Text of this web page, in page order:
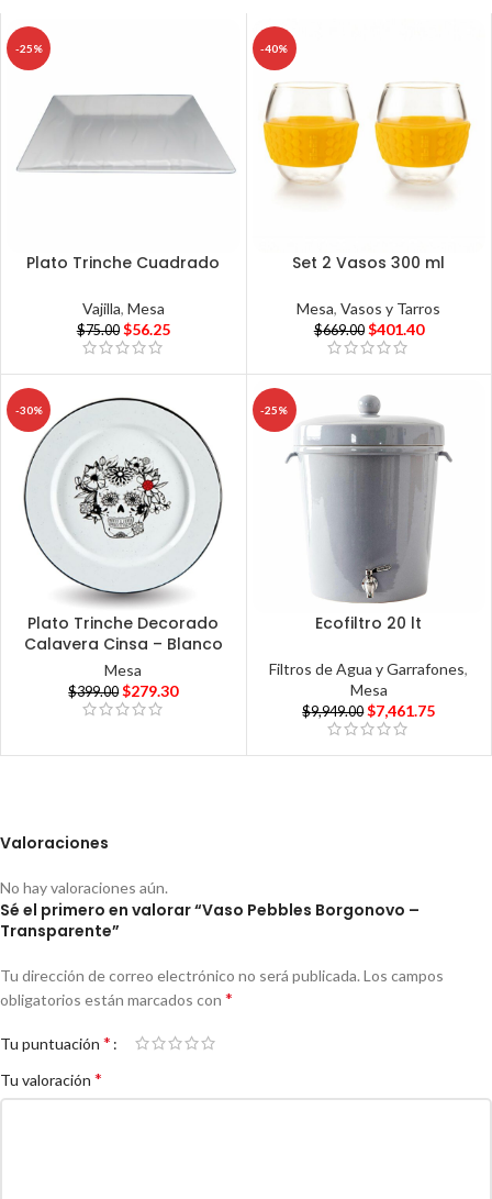
-25%
Plato Trinche Cuadrado
Vajilla, Mesa
$75.00 $56.25
-40%
Set 2 Vasos 300 ml
Mesa,Vasos y Tarros
$669.00 $401.40
-30%
Plato Trinche Decorado
Calavera Cinsa – Blanco
Mesa
$399.00 $279.30
-25%
Ecofiltro 20 lt
Filtros de Agua y Garrafones,
Mesa
$9,949.00 $7,461.75
Valoraciones
No hay valoraciones aún.
Sé el primero en valorar “Vaso Pebbles Borgonovo –
Transparente”
Tu dirección de correo electrónico no será publicada. Los campos
obligatorios están marcados con *
Tu puntuación *
Tu valoración *